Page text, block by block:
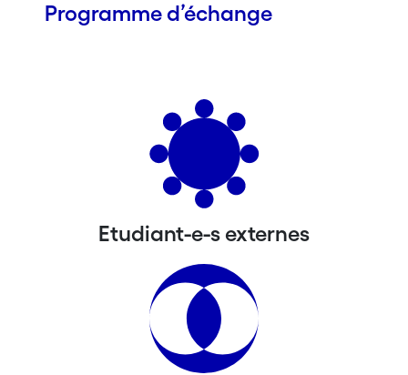
Programme d’échange
Etudiant-e-s externes